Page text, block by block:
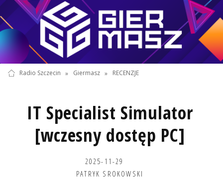
Radio Szczecin » Giermasz » RECENZJE
IT Specialist Simulator
[wczesny dostęp PC]
2025-11-29
PATRYK SROKOWSKI